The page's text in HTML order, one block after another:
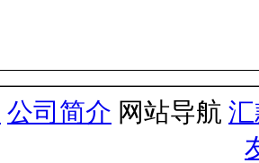
公司简介 网站导航